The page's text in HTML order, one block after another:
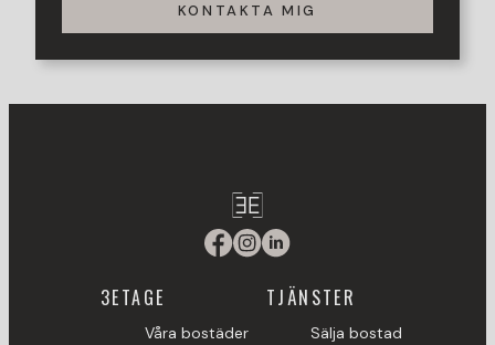
KONTAKTA MIG
3ETAGE
Våra bostäder
TJÄNSTER
Sälja bostad